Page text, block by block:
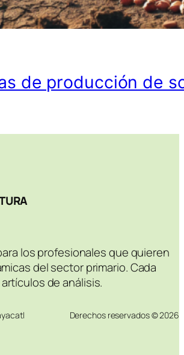
de producción de
los profesionales que quieren
del sector primario. Cada
de análisis.
Derechos reservados © 2026